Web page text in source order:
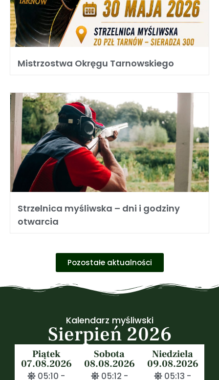
Mistrzostwa Okręgu Tarnowskiego
Strzelnica myśliwska – dni i godziny
otwarcia
Pozostałe aktualności
Kalendarz myśliwski
Sierpień 2026
Piątek
07.08.2026
05:10 -
Sobota
08.08.2026
05:12 -
Niedziela
09.08.2026
05:13 -